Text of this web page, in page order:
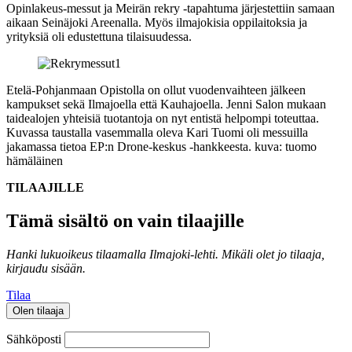
Opinlakeus-messut ja Meirän rekry -tapahtuma järjestettiin samaan
aikaan Seinäjoki Areenalla. Myös ilmajokisia oppilaitoksia ja
yrityksiä oli edustettuna tilaisuudessa.
Etelä-Pohjanmaan Opistolla on ollut vuodenvaihteen jälkeen
kampukset sekä Ilmajoella että Kauhajoella. Jenni Salon mukaan
taidealojen yhteisiä tuotantoja on nyt entistä helpompi toteuttaa.
Kuvassa taustalla vasemmalla oleva Kari Tuomi oli messuilla
jakamassa tietoa EP:n Drone-keskus -hankkeesta. kuva: tuomo
hämäläinen
TILAAJILLE
Tämä sisältö on vain tilaajille
Hanki lukuoikeus tilaamalla Ilmajoki-lehti. Mikäli olet jo tilaaja,
kirjaudu sisään.
Tilaa
Olen tilaaja
Sähköposti